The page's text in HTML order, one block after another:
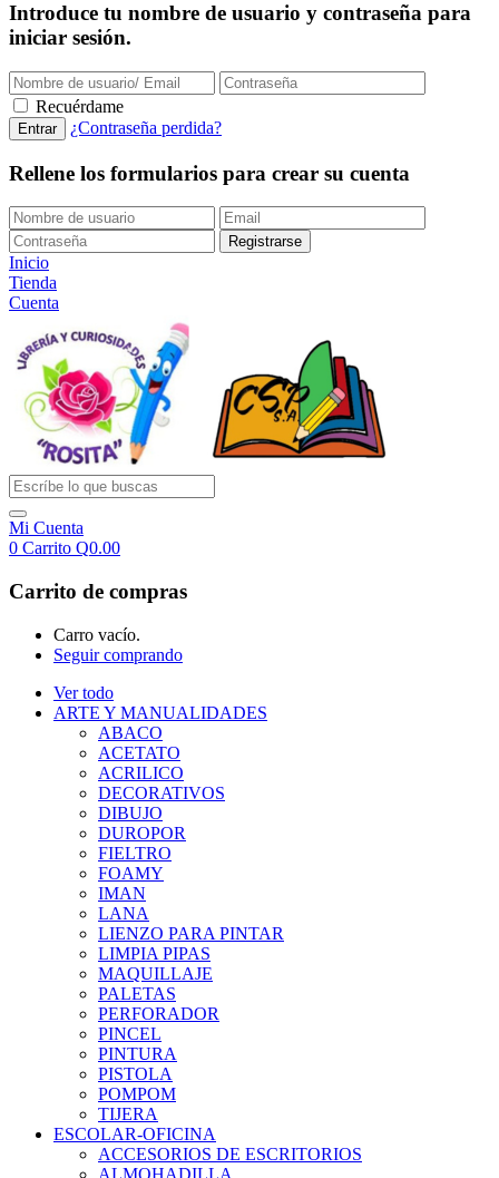
Introduce tu nombre de usuario y contraseña para
iniciar sesión.
Recuérdame
¿Contraseña perdida?
Rellene los formularios para crear su cuenta
Inicio
Tienda
Cuenta
Mi Cuenta
0 Carrito Q0.00
Carrito de compras
Carro vacío.
Seguir comprando
Ver todo
ARTE Y MANUALIDADES
ABACO
ACETATO
ACRILICO
DECORATIVOS
DIBUJO
DUROPOR
FIELTRO
FOAMY
IMAN
LANA
LIENZO PARA PINTAR
LIMPIA PIPAS
MAQUILLAJE
PALETAS
PERFORADOR
PINCEL
PINTURA
PISTOLA
POMPOM
TIJERA
ESCOLAR-OFICINA
ACCESORIOS DE ESCRITORIOS
ALMOHADILLA